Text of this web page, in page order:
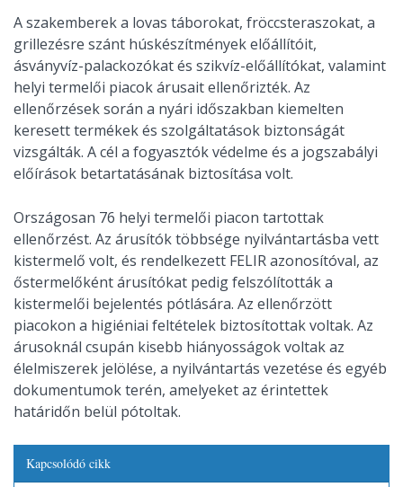
A szakemberek a lovas táborokat, fröccsteraszokat, a
grillezésre szánt húskészítmények előállítóit,
ásványvíz-palackozókat és szikvíz-előállítókat, valamint
helyi termelői piacok árusait ellenőrizték. Az
ellenőrzések során a nyári időszakban kiemelten
keresett termékek és szolgáltatások biztonságát
vizsgálták. A cél a fogyasztók védelme és a jogszabályi
előírások betartatásának biztosítása volt.
Országosan 76 helyi termelői piacon tartottak
ellenőrzést. Az árusítók többsége nyilvántartásba vett
kistermelő volt, és rendelkezett FELIR azonosítóval, az
őstermelőként árusítókat pedig felszólították a
kistermelői bejelentés pótlására. Az ellenőrzött
piacokon a higiéniai feltételek biztosítottak voltak. Az
árusoknál csupán kisebb hiányosságok voltak az
élelmiszerek jelölése, a nyilvántartás vezetése és egyéb
dokumentumok terén, amelyeket az érintettek
határidőn belül pótoltak.
Kapcsolódó cikk